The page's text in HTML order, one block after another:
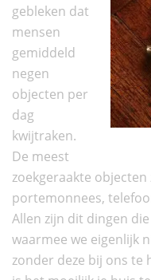
gebleken dat
mensen
gemiddeld
negen
objecten per
dag
kwijtraken.
De meest
zoekgeraakte
portemonnees,
Allen zijn dit dingen
waarmee we eigenlijk
zonder deze bij ons te